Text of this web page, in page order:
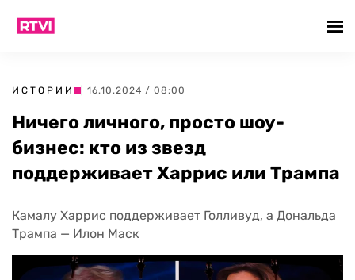
ИСТОРИИ | 16.10.2024 / 08:00
Ничего личного, просто шоу-
бизнес: кто из звезд
поддерживает Харрис или Трампа
Камалу Харрис поддерживает Голливуд, а Дональда
Трампа — Илон Маск